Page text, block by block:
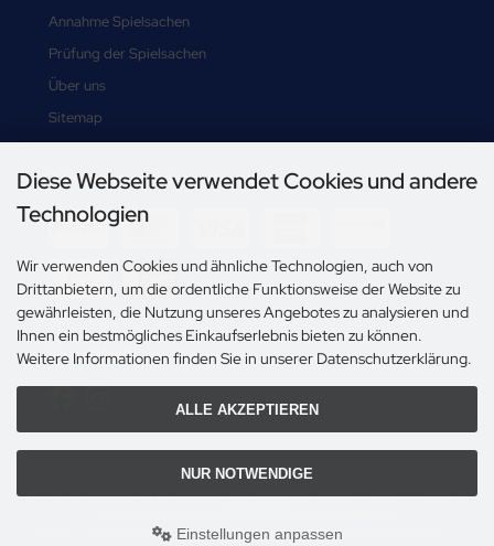
Annahme Spielsachen
Prüfung der Spielsachen
Über uns
Sitemap
Zahlungsmethoden
Social Media
Alle Preise inkl. gesetzl. MwSt. zzgl.Versandkosten. Die durchgestrichenen Preise
Steiner's Spielbörse © 2026 | Template © 2009-2026 by modified eCommerce
Diese Webseite verwendet Cookies und andere
Technologien
Wir verwenden Cookies und ähnliche Technologien, auch von
Drittanbietern, um die ordentliche Funktionsweise der Website zu
gewährleisten, die Nutzung unseres Angebotes zu analysieren und
Ihnen ein bestmögliches Einkaufserlebnis bieten zu können.
Weitere Informationen finden Sie in unserer Datenschutzerklärung.
ALLE AKZEPTIEREN
NUR NOTWENDIGE
Einstellungen anpassen